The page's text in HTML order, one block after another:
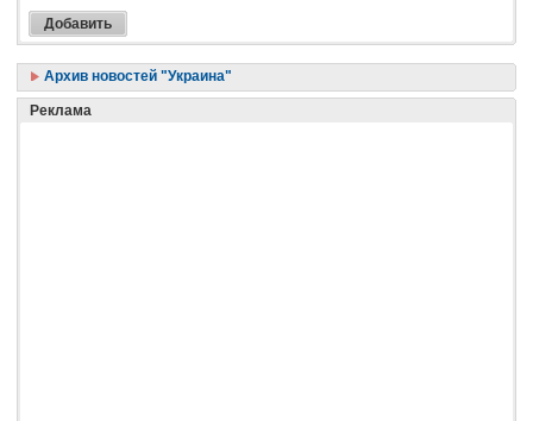
Архив новостей "Украина"
Реклама